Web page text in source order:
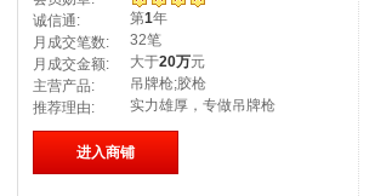
诚信通:
第1年
月成交笔数:
32笔
月成交金额:
大于20万元
主营产品:
吊牌枪;胶枪
推荐理由:
实力雄厚，专做吊牌枪
进入商铺